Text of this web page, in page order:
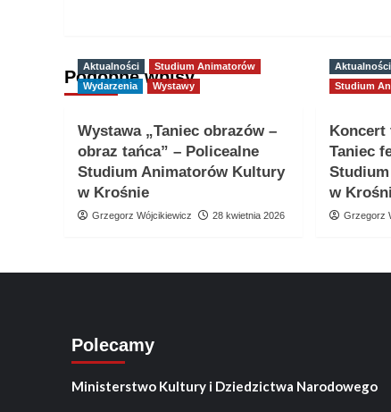
Podobne wpisy
Aktualności
Studium Animatorów
Wydarzenia
Wystawy
Wystawa „Taniec obrazów –
obraz tańca” – Policealne
Studium Animatorów Kultury
w Krośnie
Grzegorz Wójcikiewicz 28 kwietnia 2026
Aktualności
Studium
Koncert
Taniec
w
Grzegorz
Polecamy
Ministerstwo Kultury i Dziedzictwa Narodowego